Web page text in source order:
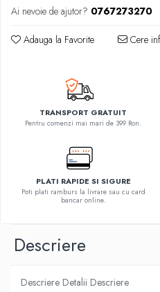
Ai nevoie de ajutor? 0767273270
Adauga la Favorite Cere
TRANSPORT GRATUIT
Pentru comenzi mai mari de 399 Ron.
PLATI RAPIDE SI SIGURE
Poti plati ramburs la livrare sau cu card
bancar online.
Descriere
Descriere Detalii Descriere